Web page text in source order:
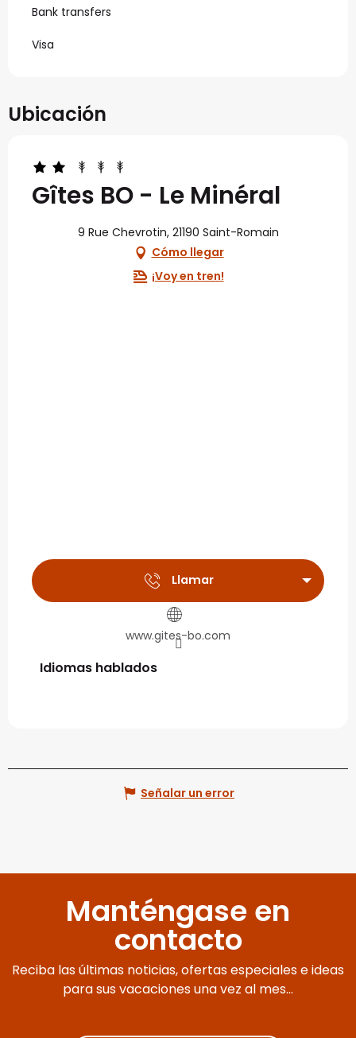
Bank transfers
Visa
Ubicación
Gîtes BO - Le Minéral
9 Rue Chevrotin, 21190 Saint-Romain
Cómo llegar
¡Voy en tren!
Llamar
www.gites-bo.com
Idiomas hablados
Idiomas hablados
Señalar un error
Manténgase en
contacto
Reciba las últimas noticias, ofertas especiales e ideas
para sus vacaciones una vez al mes...